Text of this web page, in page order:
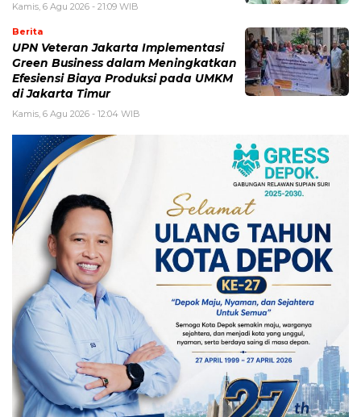
Kamis, 6 Agu 2026 - 21:09 WIB
Berita
UPN Veteran Jakarta Implementasi
Green Business dalam Meningkatkan
Efesiensi Biaya Produksi pada UMKM
di Jakarta Timur
Kamis, 6 Agu 2026 - 12:04 WIB